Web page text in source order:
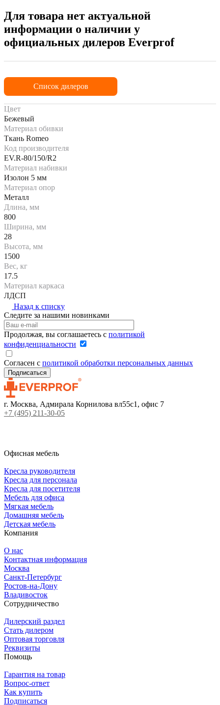
Для товара нет актуальной
информации о наличии у
официальных дилеров Everprof
Список дилеров
Цвет
Бежевый
Материал обивки
Ткань Romeo
Код производителя
EV.R-80/150/R2
Материал набивки
Изолон 5 мм
Материал опор
Металл
Длина, мм
800
Ширина, мм
28
Высота, мм
1500
Вес, кг
17.5
Материал каркаса
ЛДСП
Назад к списку
Следите за нашими новинками
Продолжая, вы соглашаетесь с политикой
конфиденциальности
Согласен с политикой обработки персональных данных
г. Москва, Адмирала Корнилова вл55с1, офис 7
+7 (495) 211-30-05
Офисная мебель
Кресла руководителя
Кресла для персонала
Кресла для посетителя
Мебель для офиса
Мягкая мебель
Домашняя мебель
Детская мебель
Компания
О нас
Контактная информация
Москва
Санкт-Петербург
Ростов-на-Дону
Владивосток
Сотрудничество
Дилерский раздел
Стать дилером
Оптовая торговля
Реквизиты
Помощь
Гарантия на товар
Вопрос-ответ
Как купить
Подписаться